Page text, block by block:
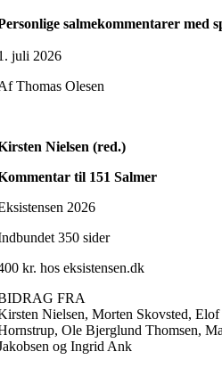
salmekommentarer med
juli 2026
Thomas Olesen
Nielsen (red.)
til 151 Salmer
2026
350 sider
kr. hos eksistensen.dk
FRA
Nielsen, Morten Skovsted,
Ole Bjerglund Thomsen,
og Ingrid Ank